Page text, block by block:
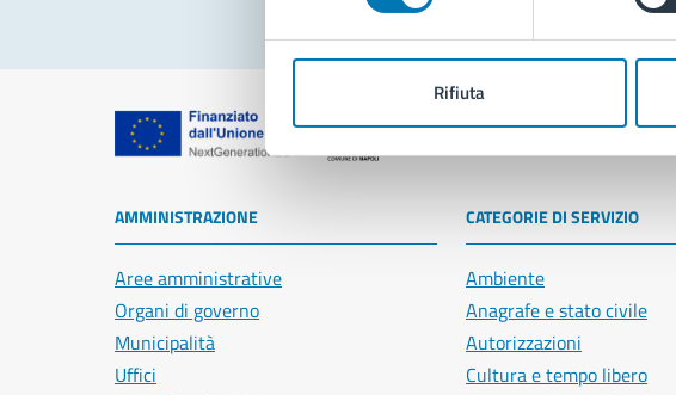
Rifiuta
Comune di Napoli
AMMINISTRAZIONE
Aree amministrative
Organi di governo
Municipalità
Uffici
CATEGORIE DI SERVIZIO
Ambiente
Anagrafe e stato civile
Autorizzazioni
Cultura e tempo libero